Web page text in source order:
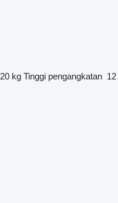
kg Tinggi pengangkatan 12